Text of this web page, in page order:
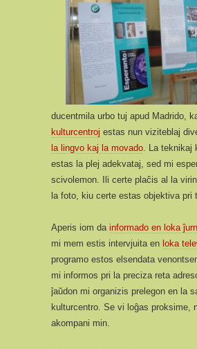
ducentmila urbo tuj apud Madrido,
kulturcentroj estas nun viziteblaj
la lingvo kaj la movado. La teknikaj
estas la plej adekvataj, sed mi
scivolemon. Ili certe plaĉis al la
la foto, kiu certe estas objektiva pri
Aperis iom da informado en loka
mi mem estis intervjuita en loka
programo estos elsendata
mi informos pri la preciza reta
ĵaŭdon mi organizis prelegon en la
kulturcentro. Se vi loĝas proksime,
akompani min.